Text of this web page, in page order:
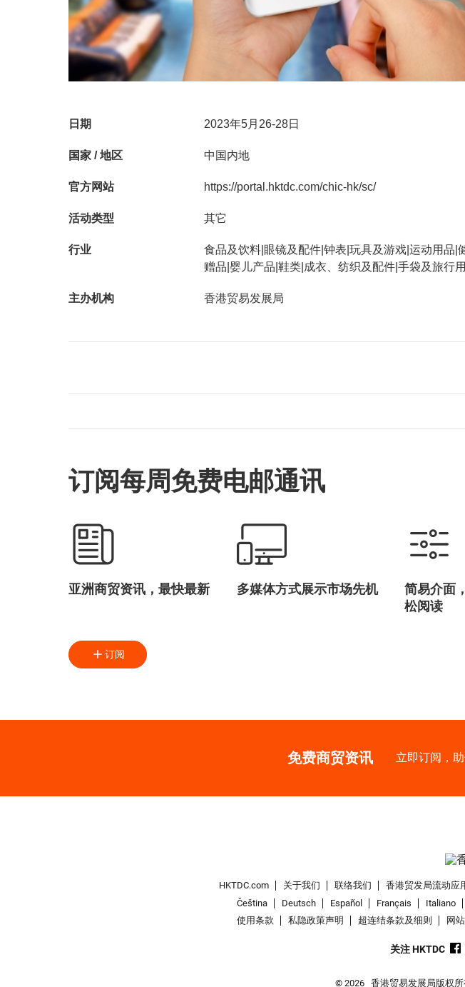
日期 2023年5月26-28日
国家 / 地区 中国内地
官方网站 https://portal.hktdc.com/chic-hk/sc/
活动类型 其它
行业
食品及饮料|眼镜及配件|钟表|玩具及游戏|运动用品|
赠品|婴儿产品|鞋类|成衣、纺织及配件|手袋及旅行
主办机构 香港贸易发展局
订阅每周免费电邮通讯
亚洲商贸资讯，最快最新 多媒体方式展示市场先机
简易介面
松阅读
订阅
免费商贸资讯 立即订阅，
HKTDC.com 关于我们 联络我们 香港贸发局流动应
Čeština
Deutsch Español Français Italiano
使用条款
私隐政策声明 超连结条款及细则 网
关注 HKTDC
© 2026 香港贸易发展局版权